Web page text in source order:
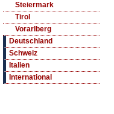
Steiermark
Tirol
Vorarlberg
Deutschland
Schweiz
Italien
International